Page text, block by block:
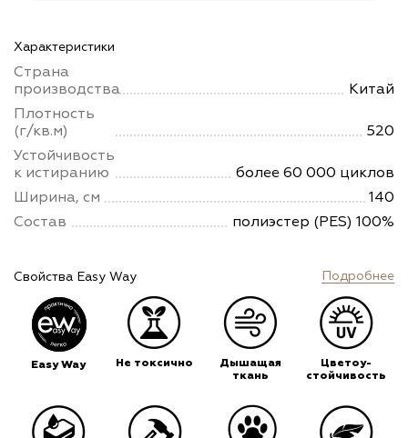
Характеристики
Страна
производства
Китай
Плотность
(г/кв.м)
520
Устойчивость
к истиранию
более 60 000 циклов
Ширина, см
140
Состав
полиэстер (PES) 100%
Свойства Easy Way Подробнее
Easy Way Не токсично
Дышащая
ткань
Цветоу-
стойчивость